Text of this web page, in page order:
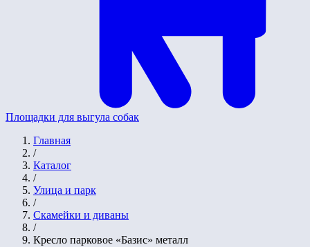
Площадки для выгула собак
Главная
/
Каталог
/
Улица и парк
/
Скамейки и диваны
/
Кресло парковое «Базис» металл